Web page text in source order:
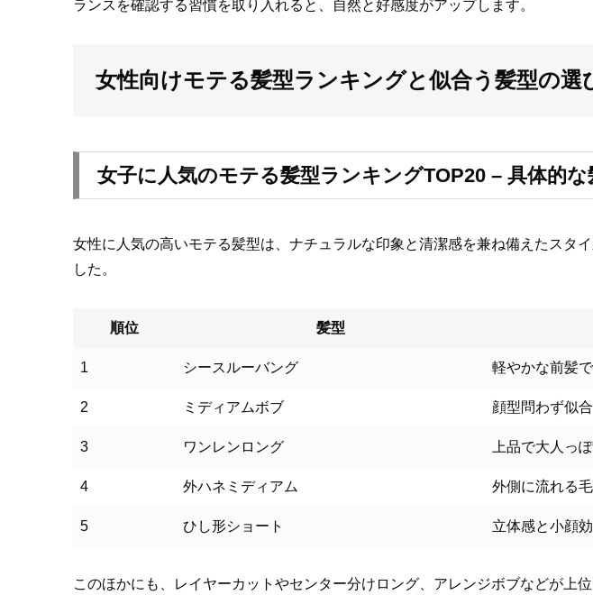
ランスを確認する習慣を取り入れると、自然と好感度がアップします。
女性向けモテる髪型ランキングと似合う髪型の選
女子に人気のモテる髪型ランキングTOP20 – 具体的
女性に人気の高いモテる髪型は、ナチュラルな印象と清潔感を兼ね備えたスタ
した。
順位 髪型
1 シースルーバング 軽やかな前髪
2 ミディアムボブ 顔型問わず似
3 ワンレンロング 上品で大人っ
4 外ハネミディアム 外側に流れる
5 ひし形ショート 立体感と小顔
このほかにも、レイヤーカットやセンター分けロング、アレンジボブなどが上